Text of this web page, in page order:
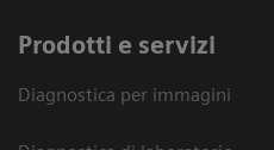
Prodotti e servizi
Diagnostica per immagini